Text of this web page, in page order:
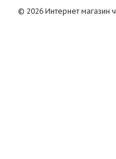
© 2026 Интернет магазин